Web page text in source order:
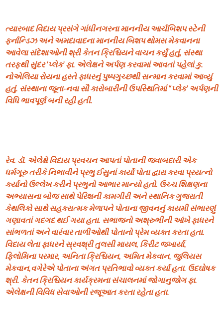
ત્યારબાદ વિદાય પ્રસંગે ગાંધીનગરના માનનીય આર્ચબિશપ સ્ટેની
ફર્નાન્ડિઝ અને અમદાવાદના માનનીય બિશપ થોમસ મેકવાનના
આવેલા સંદેશાઓની શ્રી કેતન ક્રિશ્ચિયને વાચન કર્યું હતું, સંસ્થા
તરફથી સુંદર ‘પ્લેક’ ફા. એલેક્ષને અર્પણ કરવામાં આવતાં પહેલાં કુ.
નોએલિયા રોયના હસ્તે ફાધરનું પુષ્પગુચ્છથી સન્માન કરવામાં આવ્યું
હતું. સંસ્થાના જૂના-નવા સૌ કારોબારીની ઉપસ્થિતિમાં “પ્લેક’ અર્પણની
વિધિ ભાવપૂર્ણ બની રહી હતી.
રેવ. ડૉ. એલેક્ષે વિદાય પ્રવચન આપતાં પોતાની જવાબદારી એક
ધર્મગૂરુ તરીકે નિભાવીને પ્રભુ ઈસુનાં કાર્યો પોતા દ્વારા કરવા પ્રયત્નો
કર્યાનો ઉલ્લેખ કરીને પ્રભુનો આભાર માન્યો હતો. ઉચ્ચ શિક્ષણના
અભ્યાસના બોજ સાથે પેરિશની કામગીરી અને સ્થાનિક ગુજરાતી
કેથલિકો સાથે સહકરાત્મક મેળાપને પોતાના જીવનનું કાયમી સંભારણું
ગણાવતાં ગદગદ થઈ ગયા હતા. સભાજનો અશ્રુભીની આંખે ફાધરને
સાંભળતાં અને વારંવાર તાળીઓથી પોતાનો પ્રેમ વ્યક્ત કરતા હતા.
વિદાય લેતા ફાધરને સ્રવશ્રી તુલસી માયલ, કિરીટ જખાર્યા,
ફિલોમિના પરમાર, અનિતા ક્રિશ્ચિયન, અમિત મેકવાન, જુલિયસ
મેકવાન,વગેરેએ પોતાના અંગત પ્રતિભાવો વ્યક્ત કર્યા હતા. ઉદઘોષક
શ્રી. કેતન ક્રિશ્ચિયન કાર્યક્રમના સંચાલનમાં જોગાનુજોગ ફા.
એલેક્ષની વિવિધ સેવાઓની રજૂઆત કરતા રહેતા હતા.